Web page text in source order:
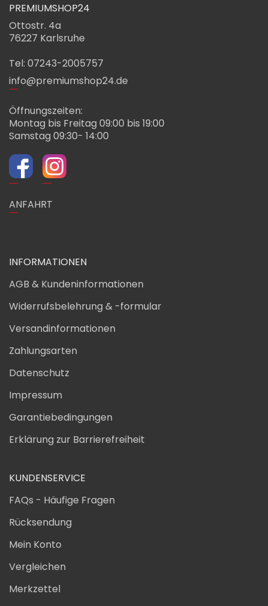
PREMIUMSHOP24
Ottostr. 4a
76227 Karlsruhe
Tel: 07243-2005757
info@premiumshop24.de
Öffnungszeiten:
Montag bis Freitag 09:00 bis 19:00
Samstag 09:30- 14:00
ANFAHRT
INFORMATIONEN
AGB & Kundeninformationen
Widerrufsbelehrung & -formular
Versandinformationen
Zahlungsarten
Datenschutz
Impressum
Garantiebedingungen
Erklärung zur Barrierefreiheit
KUNDENSERVICE
FAQs - Häufige Fragen
Rücksendung
Mein Konto
Vergleichen
Merkzettel